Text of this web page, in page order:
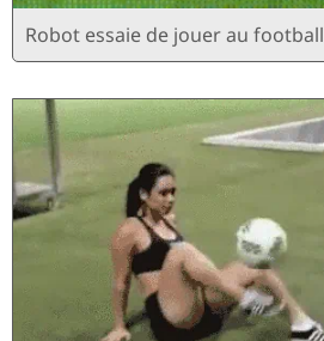
Robot essaie de jouer au football